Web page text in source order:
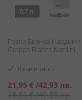
0.7 л.
Грапа Бианка Нардини
Grappa Bianca Nardini
В наличност
Специална
цена
21,95 € /42,93 лв.
25,51 €/49,89 лв.